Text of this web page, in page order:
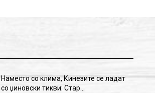
Наместо со клима, Кинезите се ладат
со џиновски тикви: Стар…